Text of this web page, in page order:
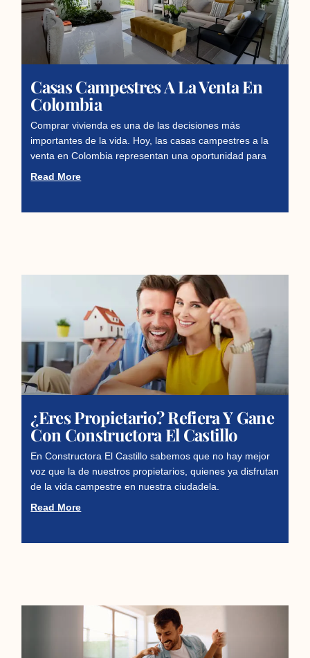
Casas Campestres A La Venta En
Colombia
Comprar vivienda es una de las decisiones más
importantes de la vida. Hoy, las casas campestres a la
venta en Colombia representan una oportunidad para
Read More
¿Eres Propietario? Refiera Y Gane
Con Constructora El Castillo
En Constructora El Castillo sabemos que no hay mejor
voz que la de nuestros propietarios, quienes ya disfrutan
de la vida campestre en nuestra ciudadela.
Read More